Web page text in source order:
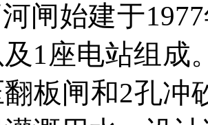
闸始建于
1座电站组成
板闸和2孔冲